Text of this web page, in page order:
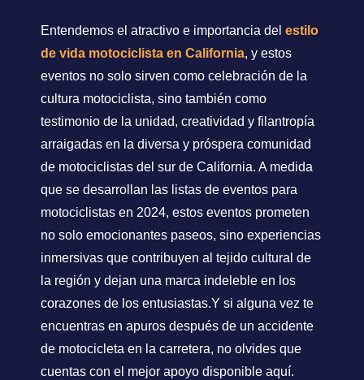
Entendemos el atractivo e importancia del estilo
de vida motociclista en California, y estos
eventos no solo sirven como celebración de la
cultura motociclista, sino también como
testimonio de la unidad, creatividad y filantropía
arraigadas en la diversa y próspera comunidad
de motociclistas del sur de California. A medida
que se desarrollan las listas de eventos para
motociclistas en 2024, estos eventos prometen
no solo emocionantes paseos, sino experiencias
inmersivas que contribuyen al tejido cultural de
la región y dejan una marca indeleble en los
corazones de los entusiastas.Y si alguna vez te
encuentras en apuros después de un accidente
de motocicleta en la carretera, no olvides que
cuentas con el mejor apoyo disponible aquí.